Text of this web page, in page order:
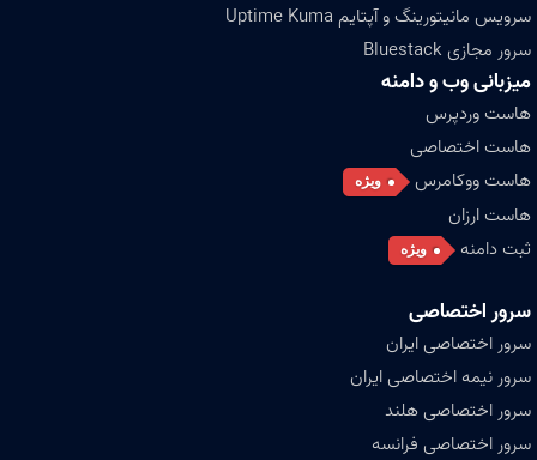
سرویس مانیتورینگ و آپتایم Uptime Kuma
سرور مجازی Bluestack
میزبانی وب و دامنه
هاست وردپرس
هاست اختصاصی
هاست ووکامرس
ویژه
هاست ارزان
ثبت دامنه
ویژه
سرور اختصاصی
سرور اختصاصی ایران
سرور نیمه اختصاصی ایران
سرور اختصاصی هلند
سرور اختصاصی فرانسه